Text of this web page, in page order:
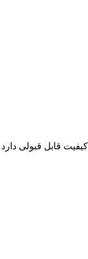
قابل قبولی دارد